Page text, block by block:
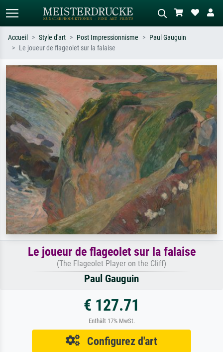
Recherchez par artiste, titre ou style –
ex. Monet, Nuit étoilée,
impressionnisme, vague de Hokusai,
nu.
Décrivez la scène – ex. prairie verte,
abstrait avec beaucoup de rouge,
tableau sombre, nu debout près d'un
arbre.
Accueil Style d'art Post Impressionnisme
Paul Gauguin
Le joueur de flageolet sur la falaise
Le joueur de flageolet sur la falaise
(The Flageolet Player on the Cliff)
Paul Gauguin
€ 127.71
Enthält 17% MwSt.
Configurez d'art